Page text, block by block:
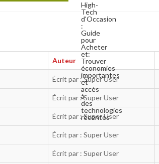
High-
Tech
d'Occasion
:
Guide
pour
Acheter
et:
Trouver
économies
importantes
et
accès
à
des
technologies
récentes
Informatique
et
Imprimantes
d'Occasion
:
Guide
Auteur
Écrit par : Super User
Écrit par : Super User
Écrit par : Super User
Écrit par : Super User
Écrit par : Super User